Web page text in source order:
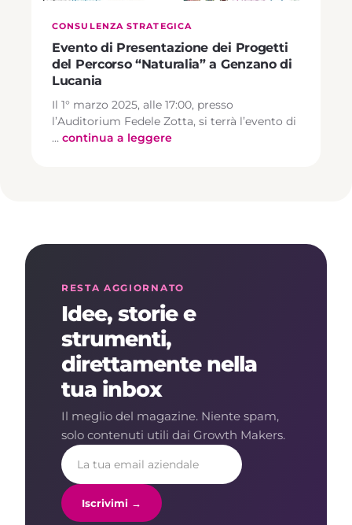
CONSULENZA STRATEGICA
Evento di Presentazione dei Progetti
del Percorso “Naturalia” a Genzano di
Lucania
Il 1° marzo 2025, alle 17:00, presso
l’Auditorium Fedele Zotta, si terrà l’evento di
… continua a leggere
RESTA AGGIORNATO
Idee, storie e
strumenti,
direttamente nella
tua inbox
Il meglio del magazine. Niente spam,
solo contenuti utili dai Growth Makers.
Iscrivimi →